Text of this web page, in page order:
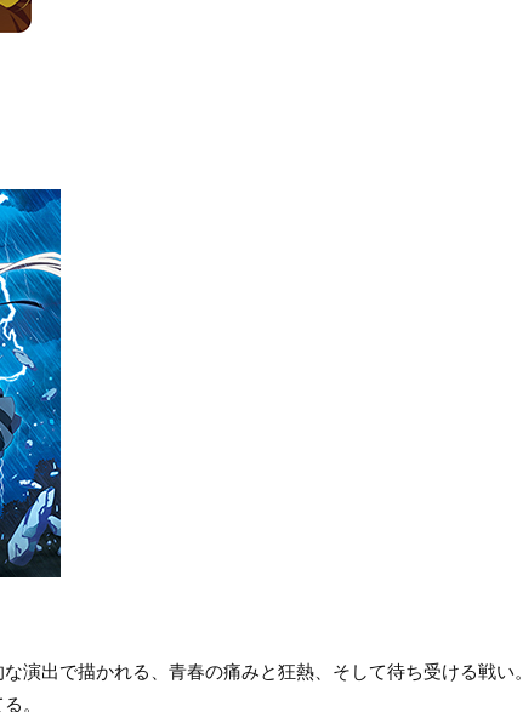
演出で描かれる、青春の痛みと狂熱、そして待ち受ける戦い。
。